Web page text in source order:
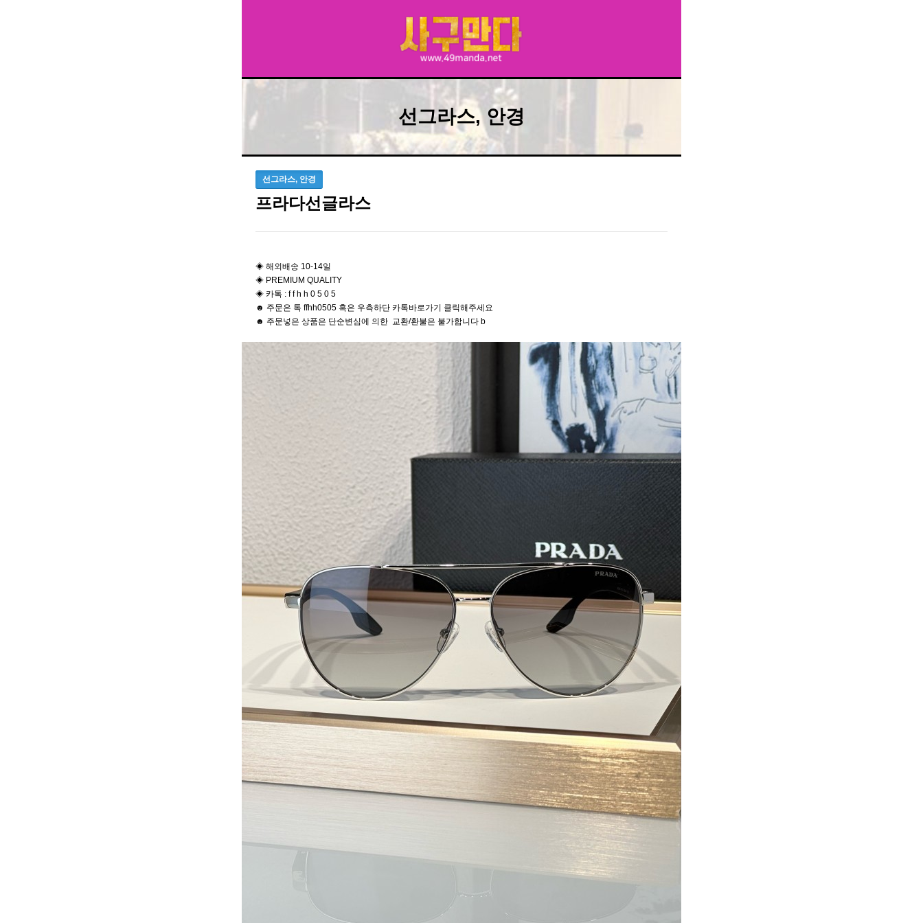
선그라스, 안경
선그라스, 안경
프라다선글라스
◈ 해외배송 10-14일
◈ PREMIUM QUALITY
◈ 카톡 : f f h h 0 5 0 5
☻ 주문은 톡 ffhh0505 혹은 우측하단 카톡바로가기 클릭해주세요
☻ 주문넣은 상품은 단순변심에 의한 교환/환불은 불가합니다 b